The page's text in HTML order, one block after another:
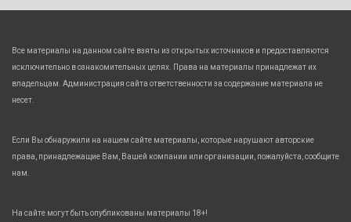
Все материалы на данном сайте взяты из открытых источников и предоставляются
исключительно в ознакомительных целях. Права на материалы принадлежат их
владельцам. Администрация сайта ответственности за содержание материала не
несет.
Если Вы обнаружили на нашем сайте материалы, которые нарушают авторские
права, принадлежащие Вам, Вашей компании или организации, пожалуйста, сообщите
нам.
На сайте могут быть опубликованы материалы 18+!